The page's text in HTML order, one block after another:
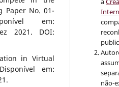
Paper No. 01-
em:
2021. DOI:
in Virtual
em:
não-